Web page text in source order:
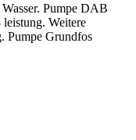
Pumpe DAB
Weitere
Pumpe Grundfos